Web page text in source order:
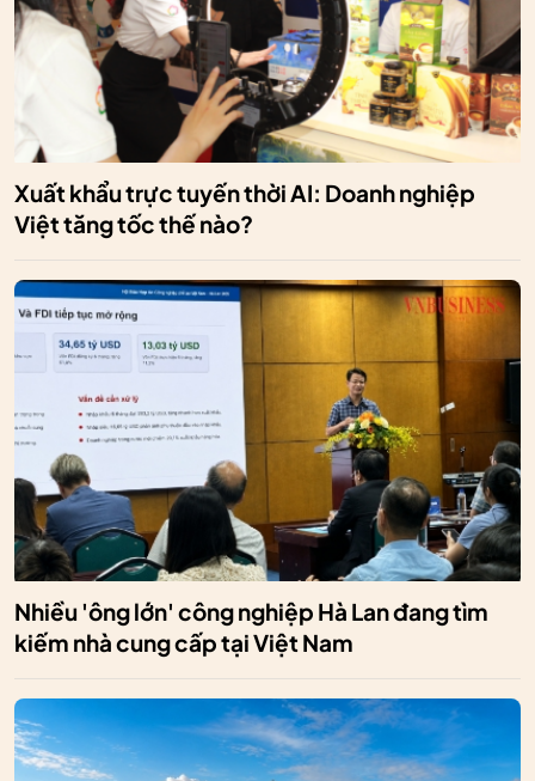
Xuất khẩu trực tuyến thời AI: Doanh nghiệp
Việt tăng tốc thế nào?
Nhiều 'ông lớn' công nghiệp Hà Lan đang tìm
kiếm nhà cung cấp tại Việt Nam